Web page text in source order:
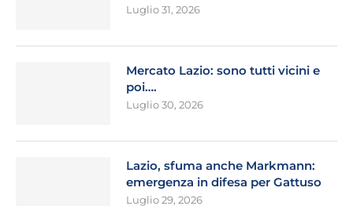
Luglio 31, 2026
Mercato Lazio: sono tutti vicini e
poi….
Luglio 30, 2026
Lazio, sfuma anche Markmann:
emergenza in difesa per Gattuso
Luglio 29, 2026